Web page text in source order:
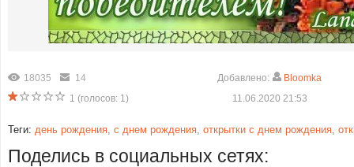
18035
14
1 (голосов: 1)
Добавлено:
Bloomka
11.06.2020 21:53
Теги: день рождения, с днем рождения, открытки с днем рождения,
Поделись в социальных сетях: